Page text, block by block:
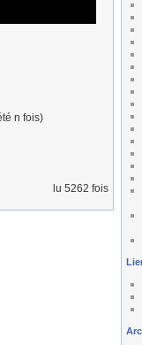
n fois)
lu 5262 fois